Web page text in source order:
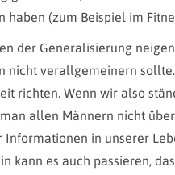
haben (zum Beispiel im
der Generalisierung
nicht verallgemeinern
richten. Wenn wir also
allen Männern nicht
in unserer
kann es auch passieren,